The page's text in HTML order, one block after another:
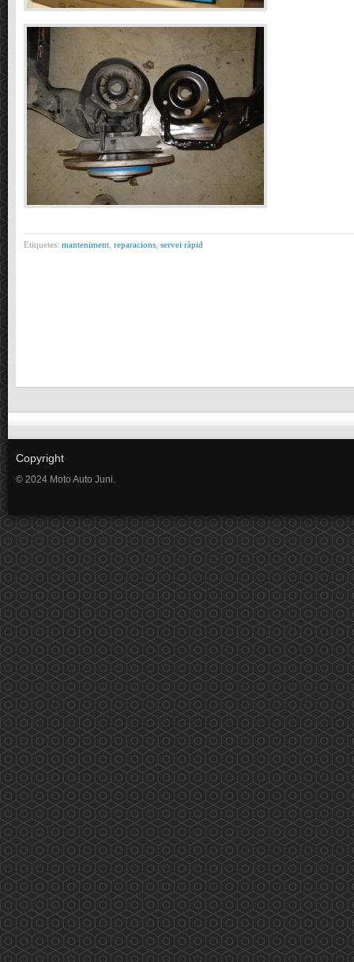
Etiquetes: manteniment reparacions servei ràpid
Copyright
© 2024 Moto Auto Juni.